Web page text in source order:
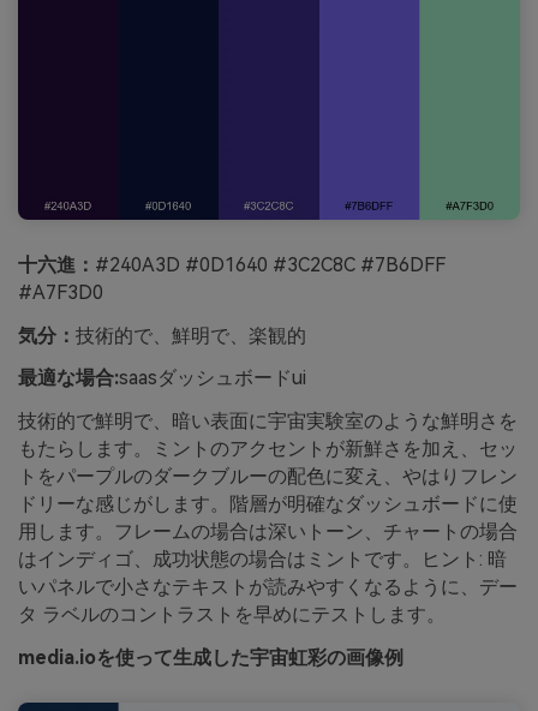
十六進： #240A3D #0D1640 #3C2C8C #7B6DFF
#A7F3D0
気分： 技術的で、鮮明で、楽観的
最適な場合:saasダッシュボードui
技術的で鮮明で、暗い表面に宇宙実験室のような鮮明さを
もたらします。ミントのアクセントが新鮮さを加え、セッ
トをパープルのダークブルーの配色に変え、やはりフレン
ドリーな感じがします。階層が明確なダッシュボードに使
用します。フレームの場合は深いトーン、チャートの場合
はインディゴ、成功状態の場合はミントです。ヒント: 暗
いパネルで小さなテキストが読みやすくなるように、デー
タ ラベルのコントラストを早めにテストします。
media.ioを使って生成した宇宙虹彩の画像例